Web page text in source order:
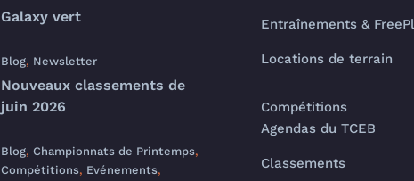
Galaxy vert
Blog, Newsletter
Nouveaux classements de
juin 2026
Blog, Championnats de Printemps,
Compétitions, Evénements,
Entraînements &
Locations de terrain
Compétitions
Agendas du TCEB
Classements